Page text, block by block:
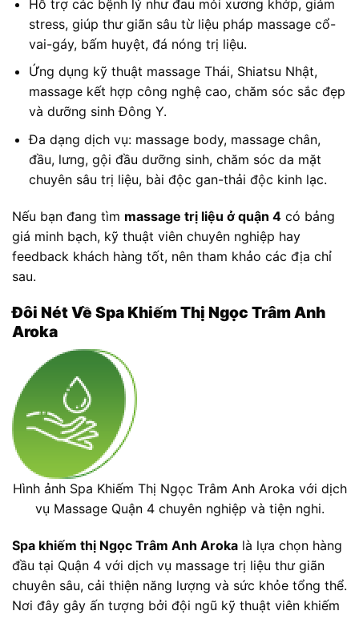
Hỗ trợ các bệnh lý như đau mỏi xương khớp, giảm
stress, giúp thư giãn sâu từ liệu pháp massage cổ-
vai-gáy, bấm huyệt, đá nóng trị liệu.
Ứng dụng kỹ thuật massage Thái, Shiatsu Nhật,
massage kết hợp công nghệ cao, chăm sóc sắc đẹp
và dưỡng sinh Đông Y.
Đa dạng dịch vụ: massage body, massage chân,
đầu, lưng, gội đầu dưỡng sinh, chăm sóc da mặt
chuyên sâu trị liệu, bài độc gan-thải độc kinh lạc.
Nếu bạn đang tìm massage trị liệu ở quận 4 có bảng
giá minh bạch, kỹ thuật viên chuyên nghiệp hay
feedback khách hàng tốt, nên tham khảo các địa chỉ
sau.
Đôi Nét Về Spa Khiếm Thị Ngọc Trâm Anh
Aroka
Hình ảnh Spa Khiếm Thị Ngọc Trâm Anh Aroka với dịch
vụ Massage Quận 4 chuyên nghiệp và tiện nghi.
Spa khiếm thị Ngọc Trâm Anh Aroka là lựa chọn hàng
đầu tại Quận 4 với dịch vụ massage trị liệu thư giãn
chuyên sâu, cải thiện năng lượng và sức khỏe tổng thể.
Nơi đây gây ấn tượng bởi đội ngũ kỹ thuật viên khiếm